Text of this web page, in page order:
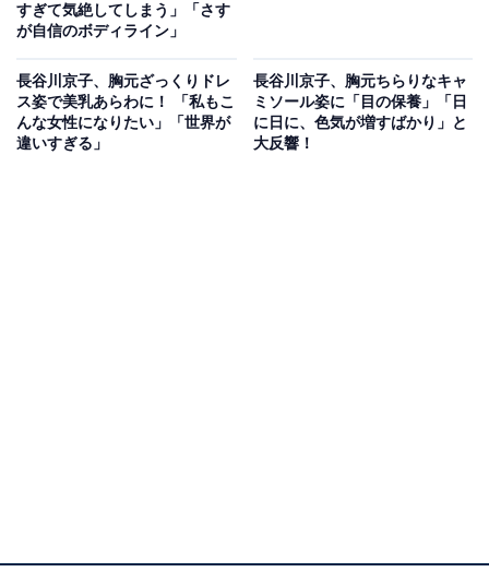
すぎて気絶してしまう」「さす
が自信のボディライン」
長谷川京子、胸元ざっくりドレ
ス姿で美乳あらわに！ 「私もこ
んな女性になりたい」「世界が
違いすぎる」
長谷川京子、胸元ちらりなキャ
ミソール姿に「目の保養」「日
に日に、色気が増すばかり」と
大反響！